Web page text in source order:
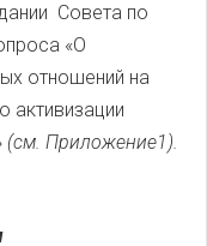
Совета по
«О
отношений на
активизации
(см. Приложение1).